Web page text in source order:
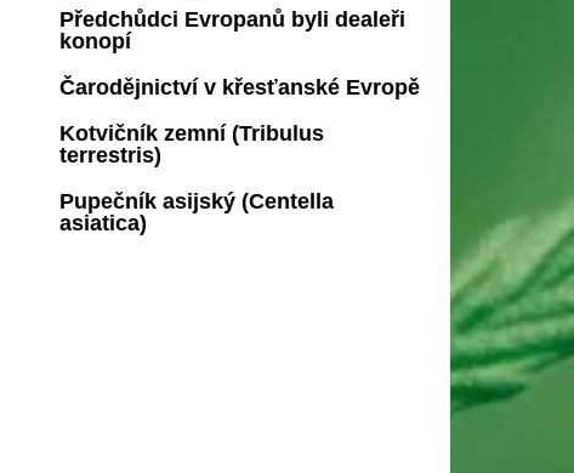
Předchůdci Evropanů byli dealeři
konopí
Čarodějnictví v křesťanské Evropě
Kotvičník zemní (Tribulus
terrestris)
Pupečník asijský (Centella
asiatica)